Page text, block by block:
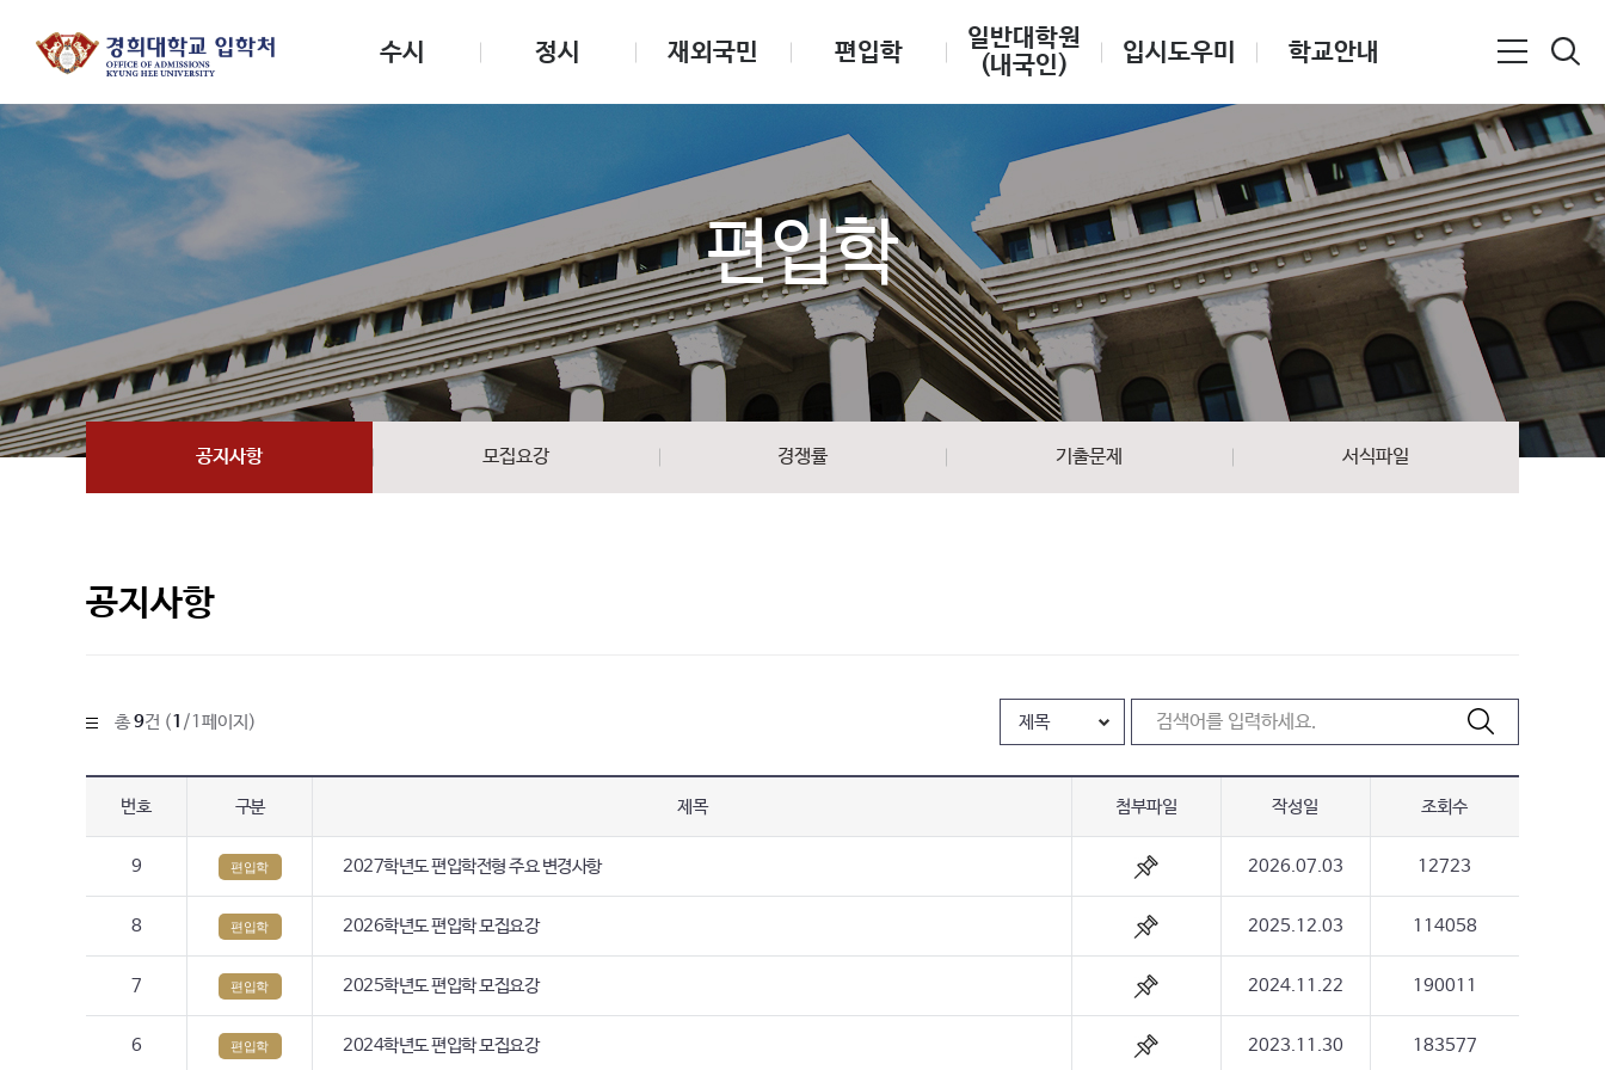
수시 정시 재외국민 편입학
일반대학원
(내국인)
입시도우미 학교안내
편입학
공지사항 모집요강 경쟁률 기출문제 서식파일
공지사항
총9건 (1 /1페이지)
번호 구분 제목 첨부파일 작성일 조회수
9 편입학 2027학년도 편입학전형 주요 변경사항 2026.07.03 12723
8 편입학 2026학년도 편입학 모집요강 2025.12.03 114058
7 편입학 2025학년도 편입학 모집요강 2024.11.22 190011
6 편입학 2024학년도 편입학 모집요강 2023.11.30 183577